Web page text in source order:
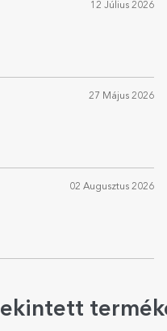
12 Július 2026
27 Május 2026
02 Augusztus 2026